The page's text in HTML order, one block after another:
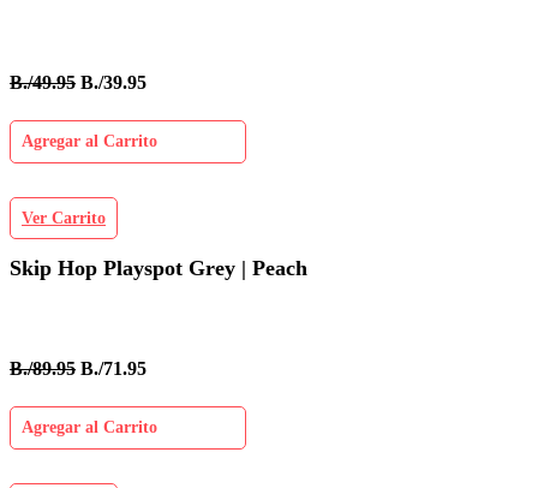
B./49.95 B./39.95
Agregar al Carrito
Ver Carrito
Skip Hop Playspot Grey | Peach
B./89.95 B./71.95
Agregar al Carrito